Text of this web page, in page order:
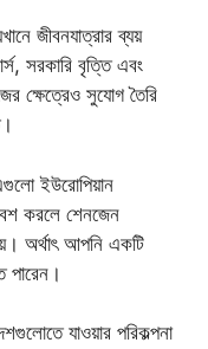
জীবনযাত্রার ব্যয়
সরকারি বৃত্তি এবং
ক্ষেত্রেও সুযোগ তৈরি
ইউরোপিয়ান
করলে শেনজেন
অর্থাৎ আপনি একটি
পারেন।
যাওয়ার পরিকল্পনা